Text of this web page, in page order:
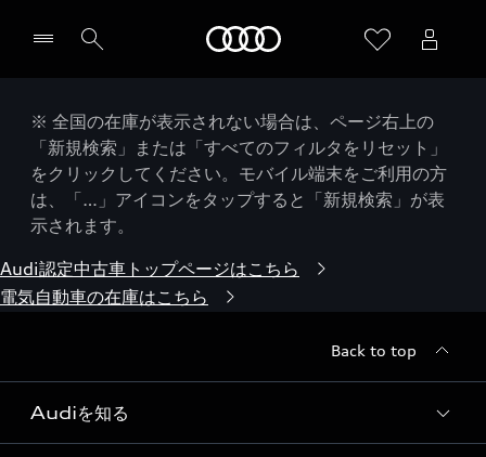
※ 全国の在庫が表示されない場合は、ページ右上の
「新規検索」または「すべてのフィルタをリセット」
をクリックしてください。モバイル端末をご利用の方
は、「…」アイコンをタップすると「新規検索」が表
示されます。
Audi認定中古車トップページはこちら
電気自動車の在庫はこちら
Back to top
Audiを知る